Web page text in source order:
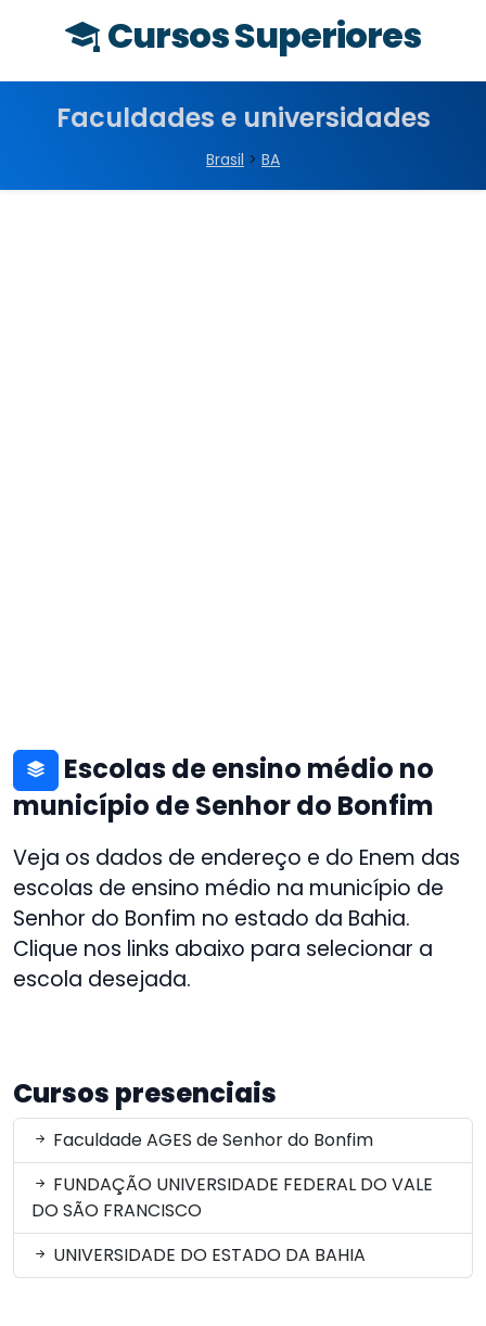
Cursos Superiores
Faculdades e universidades
Brasil > BA
Escolas de ensino médio no
município de Senhor do Bonfim
Veja os dados de endereço e do Enem das
escolas de ensino médio na município de
Senhor do Bonfim no estado da Bahia.
Clique nos links abaixo para selecionar a
escola desejada.
Cursos presenciais
Faculdade AGES de Senhor do Bonfim
FUNDAÇÃO UNIVERSIDADE FEDERAL DO VALE
DO SÃO FRANCISCO
UNIVERSIDADE DO ESTADO DA BAHIA